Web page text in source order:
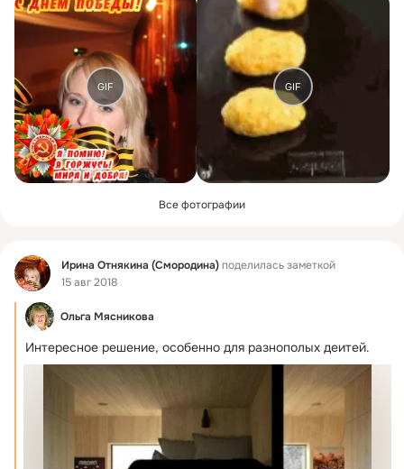
GIF GIF
Все фотографии
Фид Ирина Отнякина (Смородина)поделилась заметкой
15 авг 2018
Ольга Мясникова
Интересное решение, особенно для разнополых деитей.